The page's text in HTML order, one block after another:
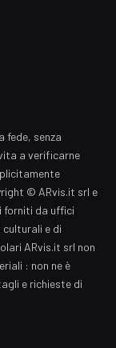
fede, senza
a verificarne
© ARvis.it srl e
forniti da uffici
e di
ARvis.it srl non
: non ne è
e richieste di